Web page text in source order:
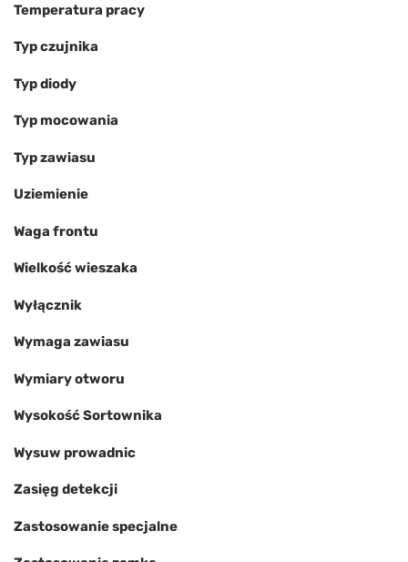
Temperatura pracy
Typ czujnika
Typ diody
Typ mocowania
Typ zawiasu
Uziemienie
Waga frontu
Wielkość wieszaka
Wyłącznik
Wymaga zawiasu
Wymiary otworu
Wysokość Sortownika
Wysuw prowadnic
Zasięg detekcji
Zastosowanie specjalne